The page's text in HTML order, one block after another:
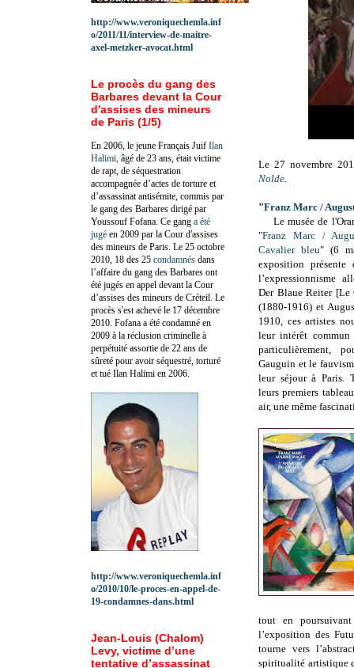
Le 27 novembre
Nolde.
"Franz Marc /
Le musée de
"Franz Marc /
Cavalier bleu" (6
exposition présente
l’expressionnisme
Der Blaue Reiter [Le
(1880-1916) et
1910, ces artistes
leur intérêt
particulièrement,
Gauguin et le
leur séjour à Paris.
leurs premiers
air, une même
tout en
l’exposition des
tourne vers
spiritualité artistique
http://www.veroniquechemla.inf
o/2011/11/interview-de-maitre-
axel-metzker-avocat.html
Le procès du gang des
Barbares devant la Cour
d'assises des mineurs
de Paris (1/5)
En 2006, le jeune Français Juif Ilan
Halimi, âgé de 23 ans, était victime
de rapt, de séquestration
accompagnée d’actes de torture et
d’assassinat antisémite, commis par
le gang des Barbares dirigé par
Youssouf Fofana. Ce gang a été
jugé en 2009 par la Cour d'assises
des mineurs de Paris. Le 25 octobre
2010, 18 des 25 condamnés dans
l’affaire du gang des Barbares ont
été jugés en appel devant la Cour
d’assises des mineurs de Créteil. Le
procès s'est achevé le 17 décembre
2010. Fofana a été condamné en
2009 à la réclusion criminelle à
perpétuité assortie de 22 ans de
sûreté pour avoir séquestré, torturé
et tué Ilan Halimi en 2006.
http://www.veroniquechemla.inf
o/2010/10/le-proces-en-appel-de-
19-condamnes-dans.html
Jean-Louis (Chalom)
Levy, victime d’une
tentative d’assassinat